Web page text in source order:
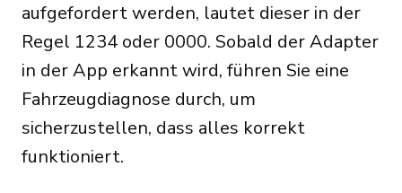
aufgefordert werden, lautet dieser in der
Regel 1234 oder 0000. Sobald der Adapter
in der App erkannt wird, führen Sie eine
Fahrzeugdiagnose durch, um
sicherzustellen, dass alles korrekt
funktioniert.